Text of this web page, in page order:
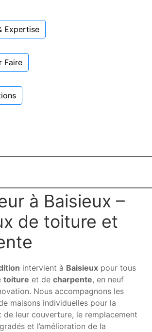
Expertise
Faire
à Baisieux –
de toiture et
intervient à Baisieux pour tous
toiture et de charpente, en neuf
Nous accompagnons les
maisons individuelles pour la
de leur couverture, le remplacement
et l’amélioration de la